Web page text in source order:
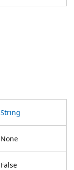
String
None
False